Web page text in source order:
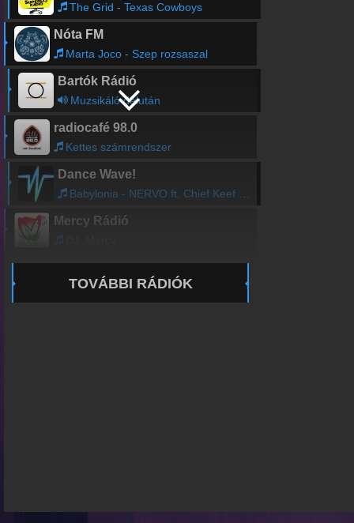
The Grid - Texas Cowboys
Nóta FM
Marta Joco - Szep rozsaszal
Bartók Rádió
Muzsikáló délután
radiocafé 98.0
Kettes számrendszer
Dance Wave!
Babylonia - NERVO ft. Chief Keef - Champagne (Inward Universe Remix)
Mercy Rádió
TOVÁBBI RÁDIÓK